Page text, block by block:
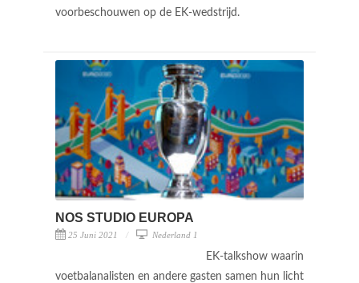
voorbeschouwen op de EK-wedstrijd.
NOS STUDIO EUROPA
25 Juni 2021 Nederland 1
EK-talkshow waarin
voetbalanalisten en andere gasten samen hun licht